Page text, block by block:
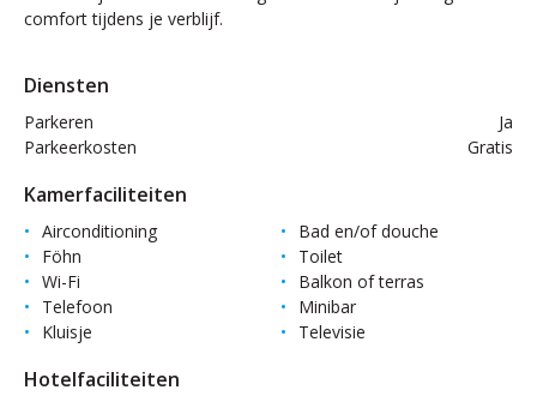
comfort tijdens je verblijf.
Diensten
Parkeren
Ja
Parkeerkosten
Gratis
Kamerfaciliteiten
Airconditioning
Bad en/of douche
Föhn
Toilet
Wi-Fi
Balkon of terras
Telefoon
Minibar
Kluisje
Televisie
Hotelfaciliteiten